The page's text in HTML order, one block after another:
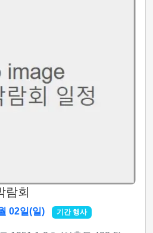
람회
02일(일) 기간 행사